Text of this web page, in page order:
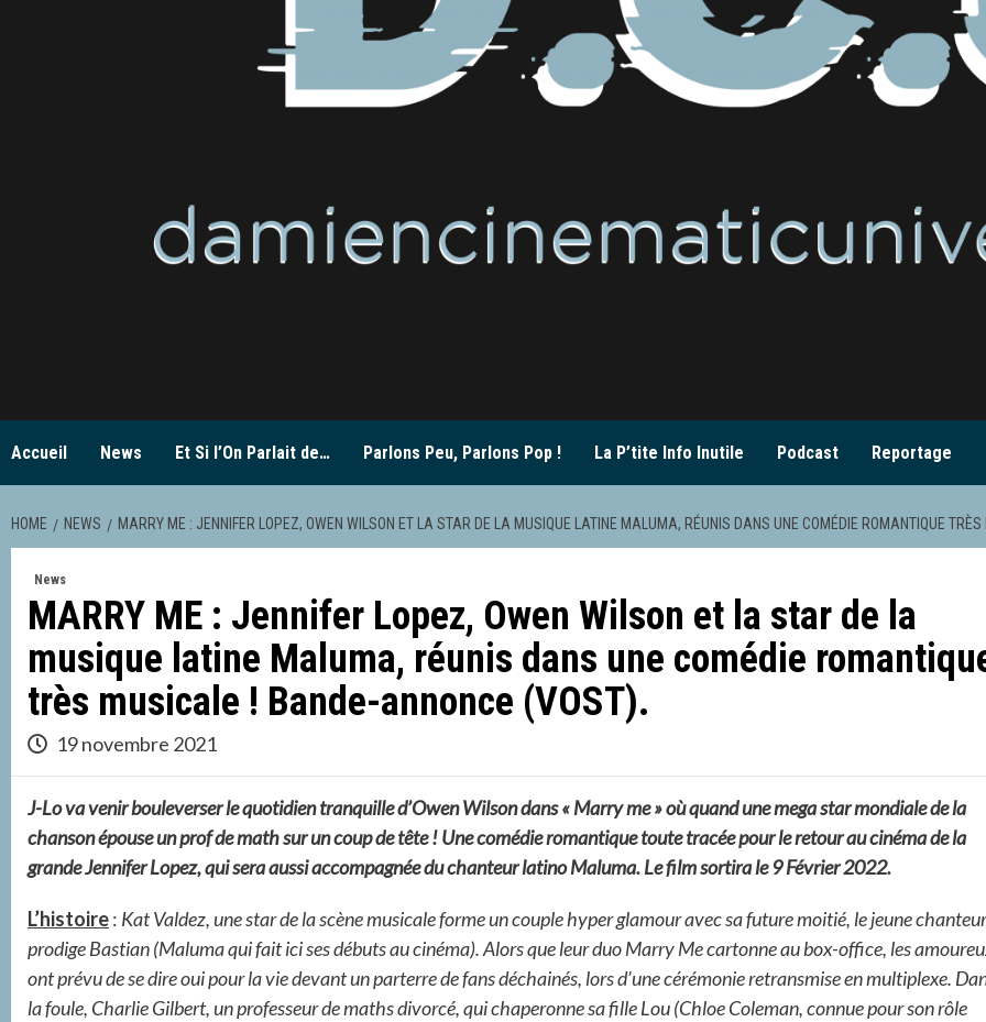
Accueil News Et Si l’On Parlait de… Parlons Peu, Parlons Pop ! La P’tite Info Inutile Podcast Reportage
HOME NEWS MARRY ME : JENNIFER LOPEZ, OWEN WILSON ET LA STAR DE LA MUSIQUE LATINE MALUMA, RÉUNIS DANS UNE COMÉDIE ROMANTIQUE
News
MARRY ME : Jennifer Lopez, Owen Wilson et la star de la
musique latine Maluma, réunis dans une comédie
très musicale ! Bande-annonce (VOST).
19 novembre 2021
J-Lo va venir bouleverser le quotidien tranquille d’Owen Wilson dans « Marry me » où quand une mega star mondiale de la
chanson épouse un prof de math sur un coup de tête ! Une comédie romantique toute tracée pour le retour au cinéma de la
grande Jennifer Lopez, qui sera aussi accompagnée du chanteur latino Maluma. Le film sortira le 9 Février 2022.
L’histoire: Kat Valdez, une star de la scène musicale forme un couple hyper glamour avec sa future moitié, le jeune chanteur
prodige Bastian (Maluma qui fait ici ses débuts au cinéma). Alors que leur duoMarry Mecartonne au box-office, les
ont prévu de se dire oui pour la vie devant un parterre de fans déchainés, lors d’une cérémonie retransmise en multiplexe.
la foule, Charlie Gilbert, un professeur de maths divorcé, qui chaperonne sa fille Lou (Chloe Coleman, connue pour son rôle